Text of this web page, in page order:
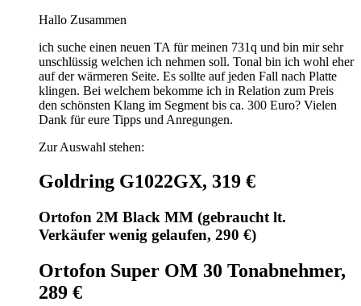
Hallo Zusammen
ich suche einen neuen TA für meinen 731q und bin mir sehr
unschlüssig welchen ich nehmen soll. Tonal bin ich wohl eher
auf der wärmeren Seite. Es sollte auf jeden Fall nach Platte
klingen. Bei welchem bekomme ich in Relation zum Preis
den schönsten Klang im Segment bis ca. 300 Euro? Vielen
Dank für eure Tipps und Anregungen.
Zur Auswahl stehen:
Goldring G1022GX, 319 €
Ortofon 2M Black MM (gebraucht lt.
Verkäufer wenig gelaufen, 290 €)
Ortofon Super OM 30 Tonabnehmer,
289 €